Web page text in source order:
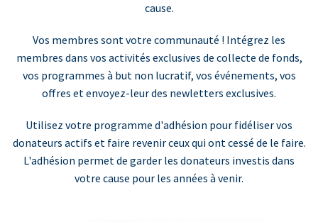
cause.
Vos membres sont votre communauté ! Intégrez les
membres dans vos activités exclusives de collecte de fonds,
vos programmes à but non lucratif, vos événements, vos
offres et envoyez-leur des newletters exclusives.
Utilisez votre programme d'adhésion pour fidéliser vos
donateurs actifs et faire revenir ceux qui ont cessé de le faire.
L'adhésion permet de garder les donateurs investis dans
votre cause pour les années à venir.